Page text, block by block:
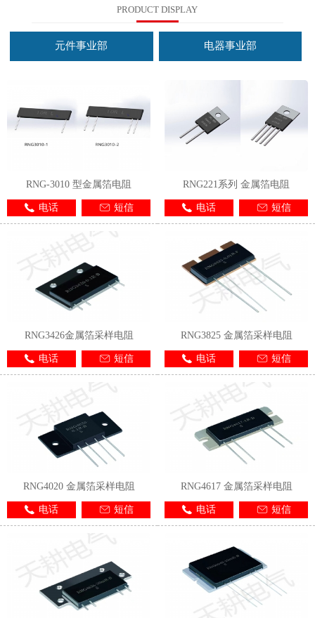
PRODUCT DISPLAY
元件事业部 电器事业部
RNG-3010 型金属箔电阻
电话 短信
RNG221系列 金属箔电阻
电话 短信
RNG3426金属箔采样电阻
电话 短信
RNG3825 金属箔采样电阻
电话 短信
RNG4020 金属箔采样电阻
电话 短信
RNG4617 金属箔采样电阻
电话 短信